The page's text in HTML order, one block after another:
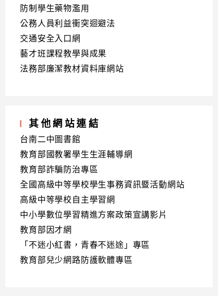
防制學生藥物濫用
公務人員利益衝突迴避法
交通安全入口網
藝才班課程教學與成果
法務部廉潔教材資料庫網站
其他網站連結
台南二中圖書館
教育部國教署學生生涯輔導網
教育部詐騙防治專區
全國高級中等學校學生事務資訊暨活動網站
高級中等學校自主學習網
中小學數位學習精進方案政策宣講影片
教育部因才網
「不迷小紅書，青春不迷途」專區
教育部兒少網路防護軟體專區